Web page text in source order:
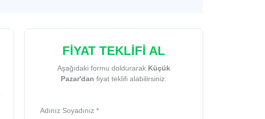
FİYAT TEKLİFİ AL
Aşağıdaki formu doldurarak Küçük
Pazar'dan fiyat teklifi alabilirsiniz.
Adınız Soyadınız *